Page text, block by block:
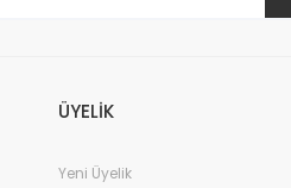
ÜYELİK
Yeni Üyelik